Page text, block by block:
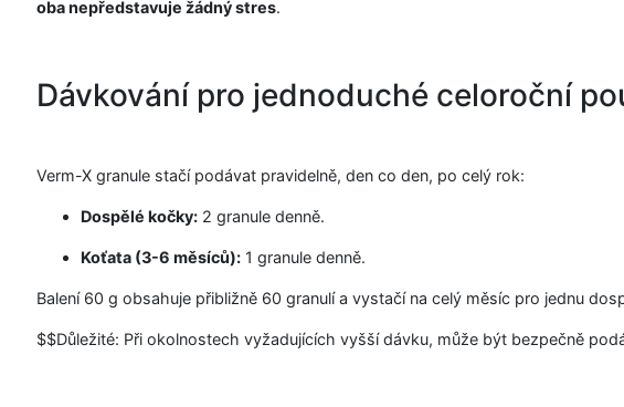
oba nepředstavuje žádný stres.
Dávkování pro jednoduché celoroční
Verm-X granule stačí podávat pravidelně, den co den, po celý rok:
Dospělé kočky: 2 granule denně.
Koťata (3-6 měsíců): 1 granule denně.
Balení 60 g obsahuje přibližně 60 granulí a vystačí na celý měsíc pro jednu
$$Důležité: Při okolnostech vyžadujících vyšší dávku, může být bezpečně